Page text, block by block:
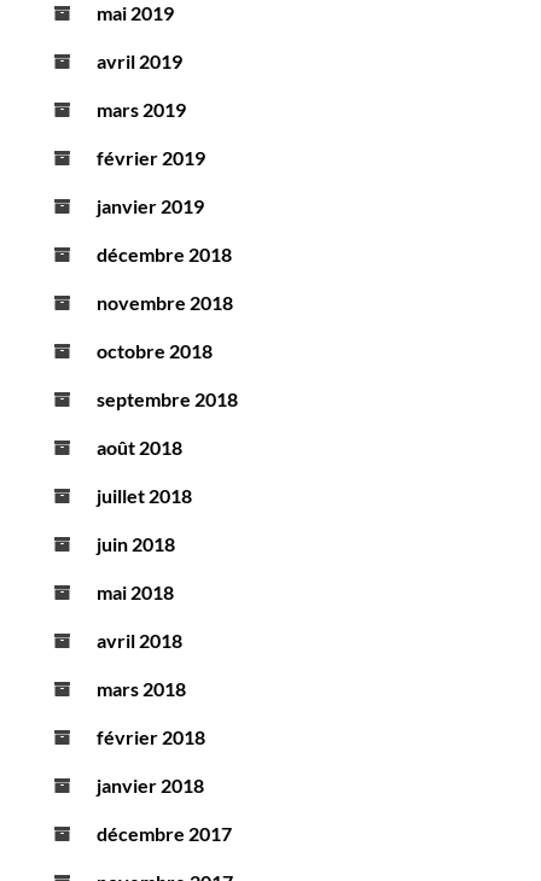
mai 2019
avril 2019
mars 2019
février 2019
janvier 2019
décembre 2018
novembre 2018
octobre 2018
septembre 2018
août 2018
juillet 2018
juin 2018
mai 2018
avril 2018
mars 2018
février 2018
janvier 2018
décembre 2017